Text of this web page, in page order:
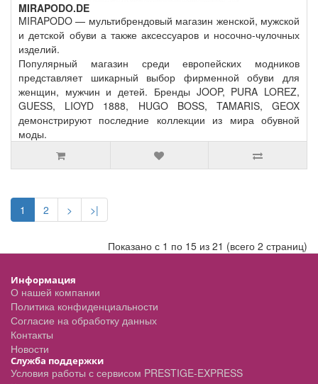
MIRAPODO.DE
MIRAPODO — мультибрендовый магазин женской, мужской
и детской обуви а также аксессуаров и носочно-чулочных
изделий.
Популярный магазин среди европейских модников
представляет шикарный выбор фирменной обуви для
женщин, мужчин и детей. Бренды JOOP, PURA LOREZ,
GUESS, LIOYD 1888, HUGO BOSS, TAMARIS, GEOX
демонстрируют последние коллекции из мира обувной
моды.
1 2 > >|
Показано с 1 по 15 из 21 (всего 2 страниц)
Информация
О нашей компании
Политика конфиденциальности
Согласие на обработку данных
Контакты
Новости
Служба поддержки
Условия работы с сервисом PRESTIGE-EXPRESS